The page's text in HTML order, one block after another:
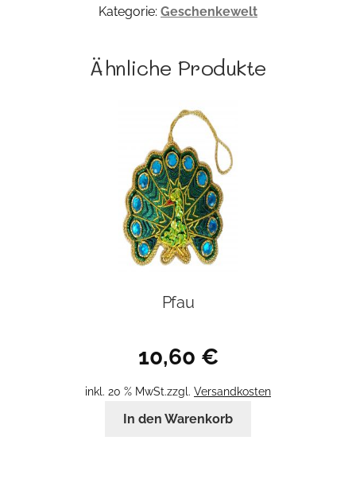
Kategorie: Geschenkewelt
Ähnliche Produkte
Pfau
10,60 €
inkl. 20 % MwSt.zzgl. Versandkosten
In den Warenkorb